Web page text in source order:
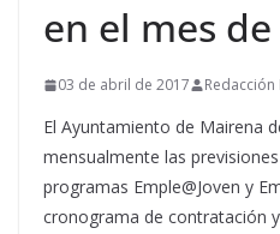
en el mes
03 de abril de 2017 Redacción
El Ayuntamiento de Mairena
mensualmente las
programas Emple@Joven y
cronograma de contratación